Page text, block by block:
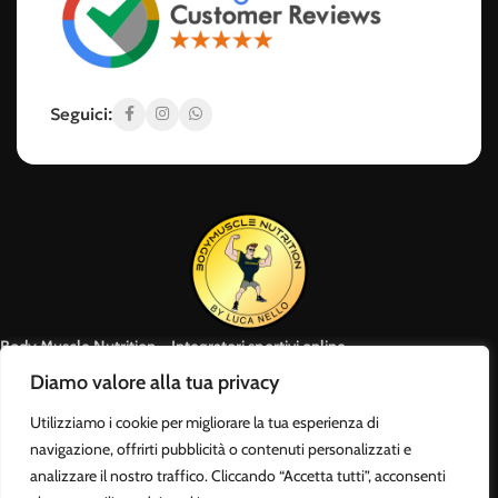
Diamo valore alla tua privacy
Utilizziamo i cookie per migliorare la tua esperienza di
navigazione, offrirti pubblicità o contenuti personalizzati e
analizzare il nostro traffico. Cliccando “Accetta tutti”, acconsenti
Nutrition
✅ Prezzi competitivi e offerte esclusive
✅ Spedizione rapida in tutta Italia
Seguici:
Body Muscle Nutrition – Integratori sportivi online
Acquista proteine, aminoacidi, creatina, vitamine e snack proteici
con spedizione rapida e assistenza professionale. Shop online
attivo 24/7 e punto vendita a Roma.
LINK UTILI
Home
POLICY
Il mio account